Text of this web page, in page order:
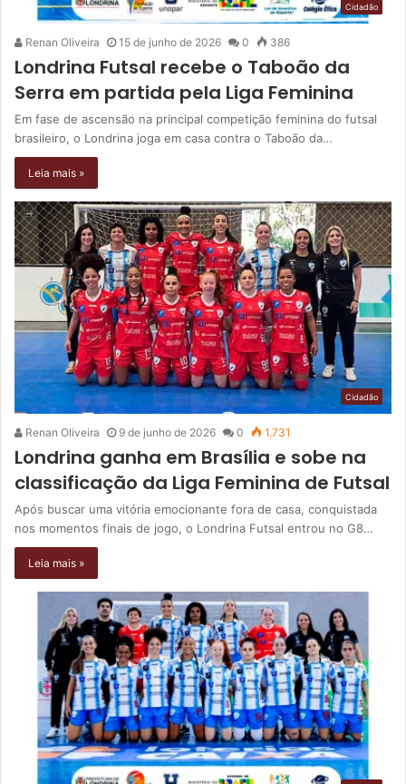
Cidadão
Renan Oliveira 15 de junho de 2026 0 386
Londrina Futsal recebe o Taboão da
Serra em partida pela Liga Feminina
Em fase de ascensão na principal competição feminina do futsal
brasileiro, o Londrina joga em casa contra o Taboão da…
Leia mais »
Cidadão
Renan Oliveira 9 de junho de 2026 0 1.731
Londrina ganha em Brasília e sobe na
classificação da Liga Feminina de Futsal
Após buscar uma vitória emocionante fora de casa, conquistada
nos momentos finais de jogo, o Londrina Futsal entrou no G8…
Leia mais »